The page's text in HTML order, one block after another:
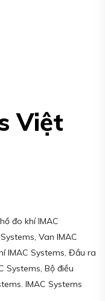
Việt
đo khí IMAC
Van IMAC
IMAC Systems, Đầu ra
Systems, Bộ điều
IMAC Systems